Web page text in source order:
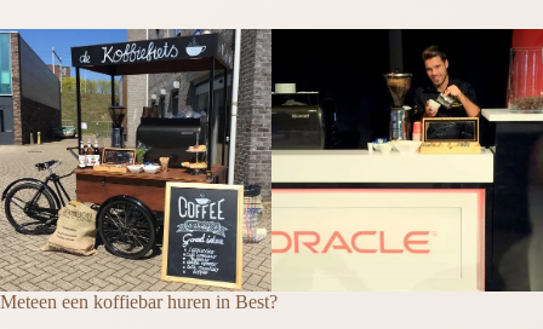
Meteen een koffiebar huren in Best?